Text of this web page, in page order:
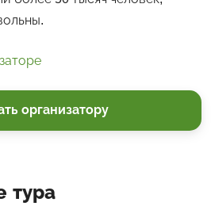
организатору
тура